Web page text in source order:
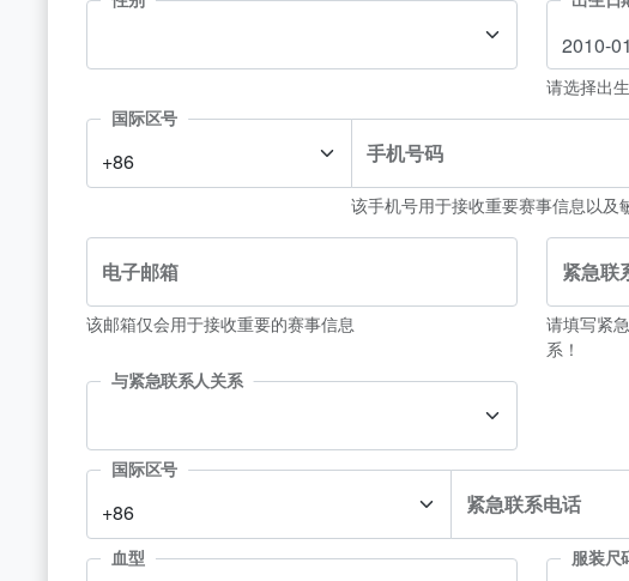
请选择出
+86
国际区号
手机号码
该手机号用于接收重要赛事信息以及
电子邮箱
该邮箱仅会用于接收重要的赛事信息
紧急联
请填写紧
系！
与紧急联系人关系
+86
国际区号
紧急联系电话
血型 服装尺